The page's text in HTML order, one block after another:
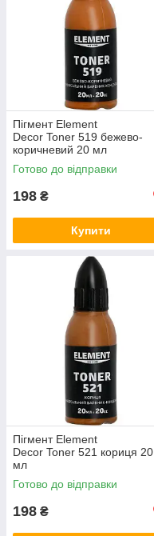
Пігмент Element
Decor Toner 519 бежево-
коричневий 20 мл
Готово до відправки
198 ₴
Купити
Пігмент Element
Decor Toner 521 кориця 20
мл
Готово до відправки
198 ₴